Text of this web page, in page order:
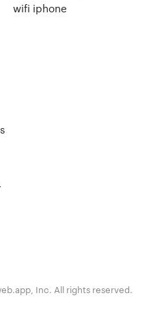
wifi iphone
Inc. All rights reserved.